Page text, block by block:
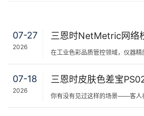
07-27
2026
07-18
2026